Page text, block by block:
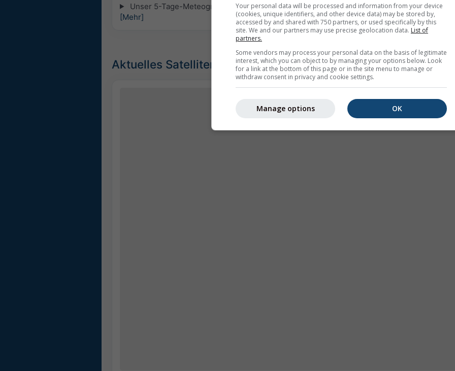
Unser 5-Tage-Meteogramm für Weißenburg bietet alle Wetterinformationen in 3
[Mehr]
Aktuelles Satellitenbild, Frankreich
Your personal data will be processed and information from your device
(cookies, unique identifiers, and other device data) may be stored by,
accessed by and shared with 750 partners, or used specifically by this
site. We and our partners may use precise geolocation data. List of
partners.
Some vendors may process your personal data on the basis of legitimate
interest, which you can object to by managing your options below. Look
for a link at the bottom of this page or in the site menu to manage or
withdraw consent in privacy and cookie settings.
OK
Manage options